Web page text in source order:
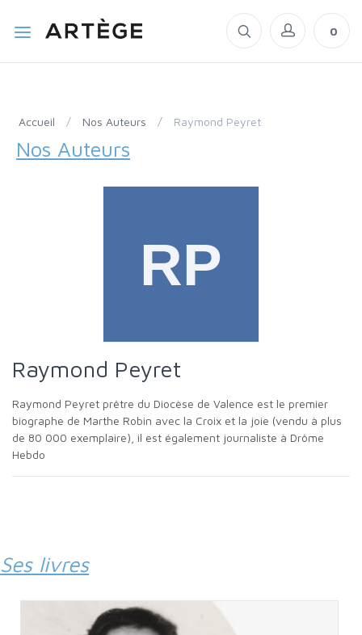
0
Accueil / Nos Auteurs / Raymond Peyret
Nos Auteurs
Raymond Peyret
Raymond Peyret prêtre du Diocèse de Valence est le premier
biographe de Marthe Robin avec la Croix et la joie (vendu à plus
de 80 000 exemplaire), il est également journaliste à Drôme
Hebdo
Ses livres